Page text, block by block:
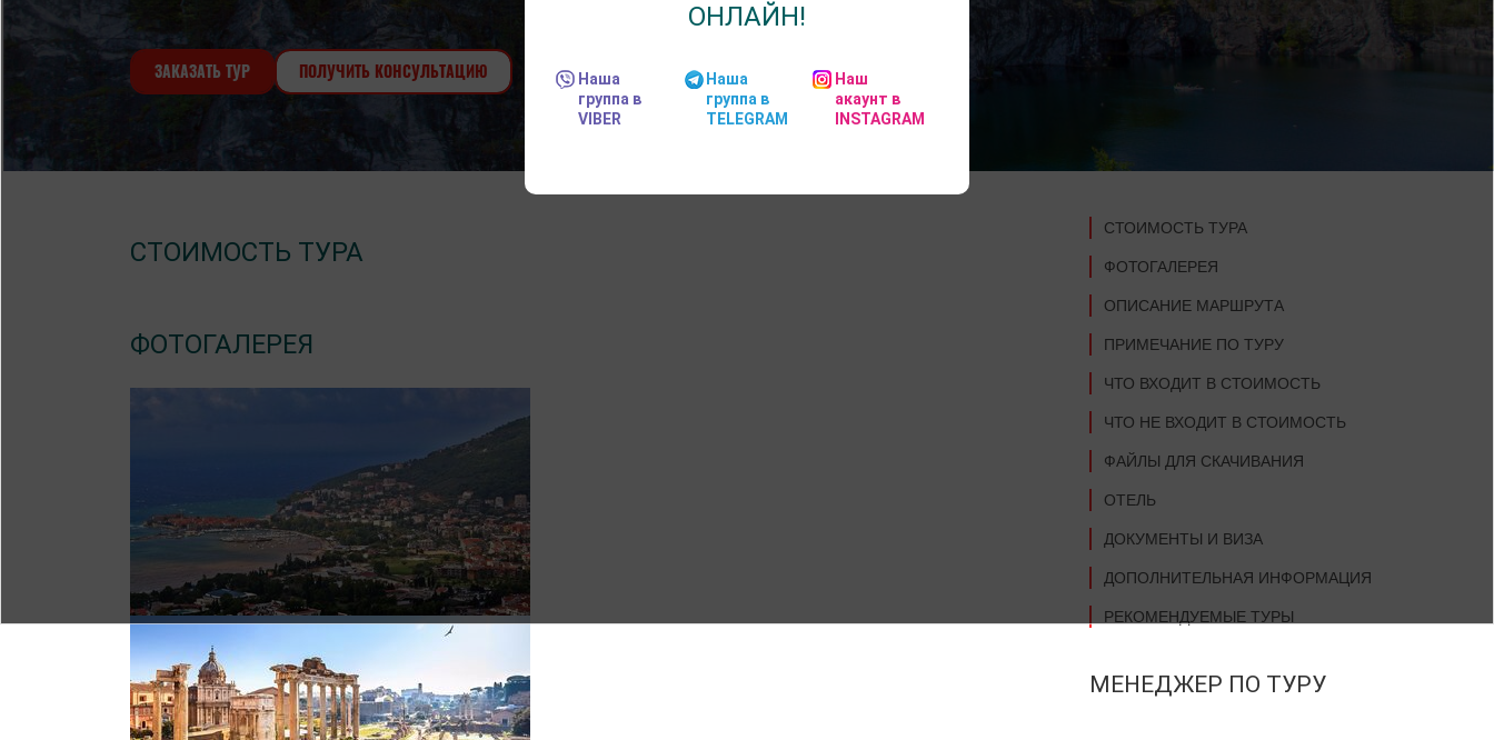
ЗАКАЗАТЬ ТУР ПОЛУЧИТЬ КОНСУЛЬТАЦИЮ
СТОИМОСТЬ ТУРА
ФОТОГАЛЕРЕЯ
СТОИМОСТЬ ТУРА
ФОТОГАЛЕРЕЯ
ОПИСАНИЕ МАРШРУТА
ПРИМЕЧАНИЕ ПО ТУРУ
ЧТО ВХОДИТ В СТОИМОСТЬ
ЧТО НЕ ВХОДИТ В СТОИМОСТЬ
ФАЙЛЫ ДЛЯ СКАЧИВАНИЯ
ОТЕЛЬ
ДОКУМЕНТЫ И ВИЗА
ДОПОЛНИТЕЛЬНАЯ ИНФОРМАЦИЯ
РЕКОМЕНДУЕМЫЕ ТУРЫ
МЕНЕДЖЕР ПО ТУРУ
ОНЛАЙН!
Наша
группа в
VIBER
Наша
группа в
TELEGRAM
Наш
акаунт в
INSTAGRAM